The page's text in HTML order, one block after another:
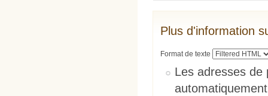
Plus d'information
Format de texte
Les adresses de